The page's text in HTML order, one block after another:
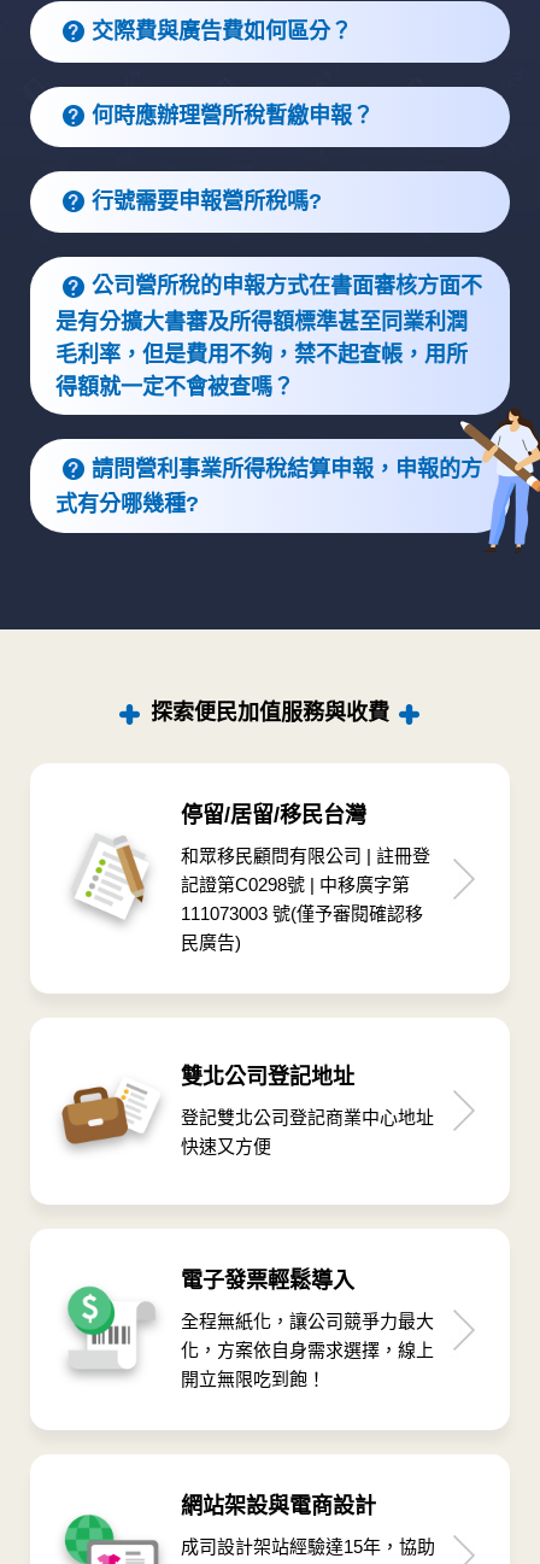
交際費與廣告費如何區分？
何時應辦理營所稅暫繳申報？
行號需要申報營所稅嗎?
公司營所稅的申報方式在書面審核方面不
是有分擴大書審及所得額標準甚至同業利潤
毛利率，但是費用不夠，禁不起查帳，用所
得額就一定不會被查嗎？
請問營利事業所得稅結算申報，申報的方
式有分哪幾種?
探索便民加值服務與收費
停留/居留/移民台灣
和眾移民顧問有限公司 | 註冊登
記證第C0298號 | 中移廣字第
111073003 號(僅予審閱確認移
民廣告)
雙北公司登記地址
登記雙北公司登記商業中心地址
快速又方便
電子發票輕鬆導入
全程無紙化，讓公司競爭力最大
化，方案依自身需求選擇，線上
開立無限吃到飽！
網站架設與電商設計
成司設計架站經驗達15年，協助